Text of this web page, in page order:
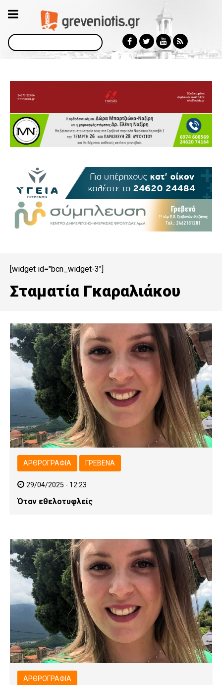
Αναζήτηση
[widget id="bcn_widget-3"]
Σταματία Γκαραλιάκου
ΑΡΘΡΟΓΡΑΦΊΑ ΓΡΕΒΕΝΆ
29/04/2025 - 12:23
Όταν εθελοτυφλείς
ΑΡΘΡΟΓΡΑΦΊΑ